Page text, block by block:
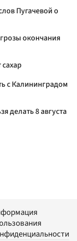
Пугачевой о
окончания
с Калининградом
делать 8 августа